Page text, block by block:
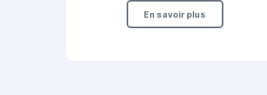
En savoir plus